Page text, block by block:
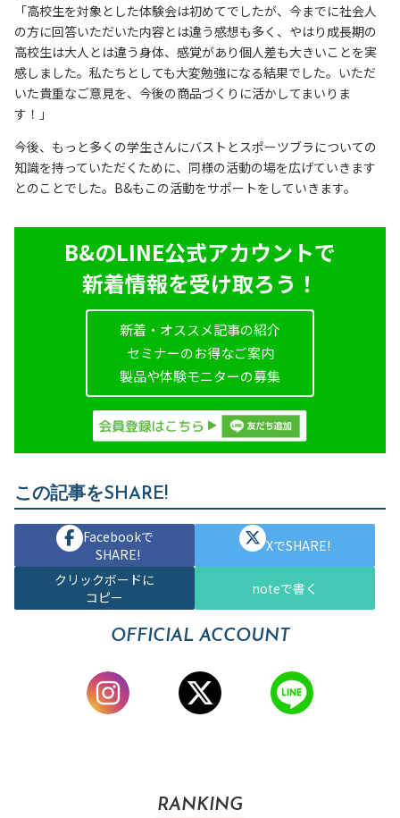
「高校生を対象とした体験会は初めてでしたが、今までに社会人
の方に回答いただいた内容とは違う感想も多く、やはり成長期の
高校生は大人とは違う身体、感覚があり個人差も大きいことを実
感しました。私たちとしても大変勉強になる結果でした。いただ
いた貴重なご意見を、今後の商品づくりに活かしてまいりま
す！」
今後、もっと多くの学生さんにバストとスポーツブラについての
知識を持っていただくために、同様の活動の場を広げていきます
とのことでした。B&もこの活動をサポートをしていきます。
B&のLINE公式アカウントで
新着情報を受け取ろう！
新着・オススメ記事の紹介
セミナーのお得なご案内
製品や体験モニターの募集
この記事をSHARE!
Facebookで
SHARE!
XでSHARE!
クリックボードに
コピー
noteで書く
OFFICIAL ACCOUNT
RANKING